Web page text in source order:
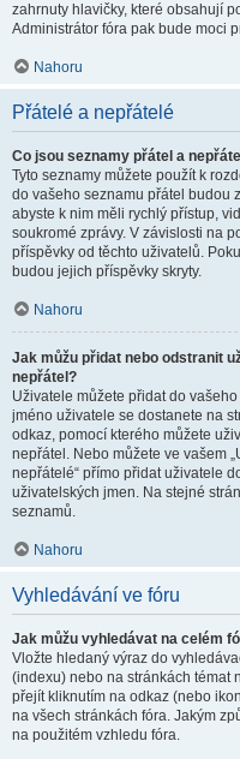
zahrnuty hlavičky, které obsahují
Administrátor fóra pak bude moci
Nahoru
Přátelé a nepřátelé
Co jsou seznamy přátel a
Tyto seznamy můžete použít k
do vašeho seznamu přátel budou
abyste k nim měli rychlý přístup,
soukromé zprávy. V závislosti na
příspěvky od těchto uživatelů.
budou jejich příspěvky skryty.
Nahoru
Jak můžu přidat nebo odstranit
nepřátel?
Uživatele můžete přidat do
jméno uživatele se dostanete na
odkaz, pomocí kterého můžete
nepřátel. Nebo můžete ve vašem
nepřátelé“ přímo přidat uživatele
uživatelských jmen. Na stejné
seznamů.
Nahoru
Vyhledávání ve fóru
Jak můžu vyhledávat na celém
Vložte hledaný výraz do
(indexu) nebo na stránkách témat
přejít kliknutím na odkaz (nebo
na všech stránkách fóra. Jakým
na použitém vzhledu fóra.